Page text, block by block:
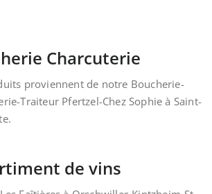
Charcuterie
proviennent de notre Boucherie-
Traiteur Pfertzel-Chez Sophie à Saint-
de vins